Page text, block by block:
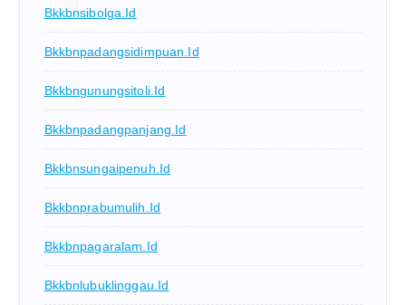
Bkkbnsibolga.id
Bkkbnpadangsidimpuan.id
Bkkbngunungsitoli.id
Bkkbnpadangpanjang.id
Bkkbnsungaipenuh.id
Bkkbnprabumulih.id
Bkkbnpagaralam.id
Bkkbnlubuklinggau.id